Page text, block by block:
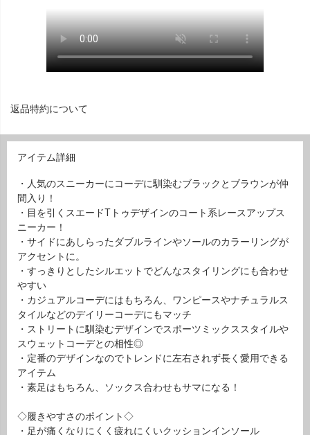
返品特約について
アイテム詳細
・人気のスニーカーにコーデに馴染むブラックとブラウンが仲
間入り！
・目を引くスエードTトゥデザインのコート系レースアップス
ニーカー！
・サイドにあしらったダブルラインやソールのカラーリングが
アクセントに。
・すっきりとしたシルエットでどんなスタイリングにも合わせ
やすい
・カジュアルコーデにはもちろん、ワンピースやナチュラルス
タイルなどのデイリーコーデにもマッチ
・ストリートに馴染むデザインでスポーツミックススタイルや
スウェットコーデとの相性◎
・定番のデザインなのでトレンドに左右されず長く愛用できる
アイテム
・素足はもちろん、ソックス合わせもサマになる！
◇履きやすさのポイント◇
・足が痛くなりにくく疲れにくいクッションインソール